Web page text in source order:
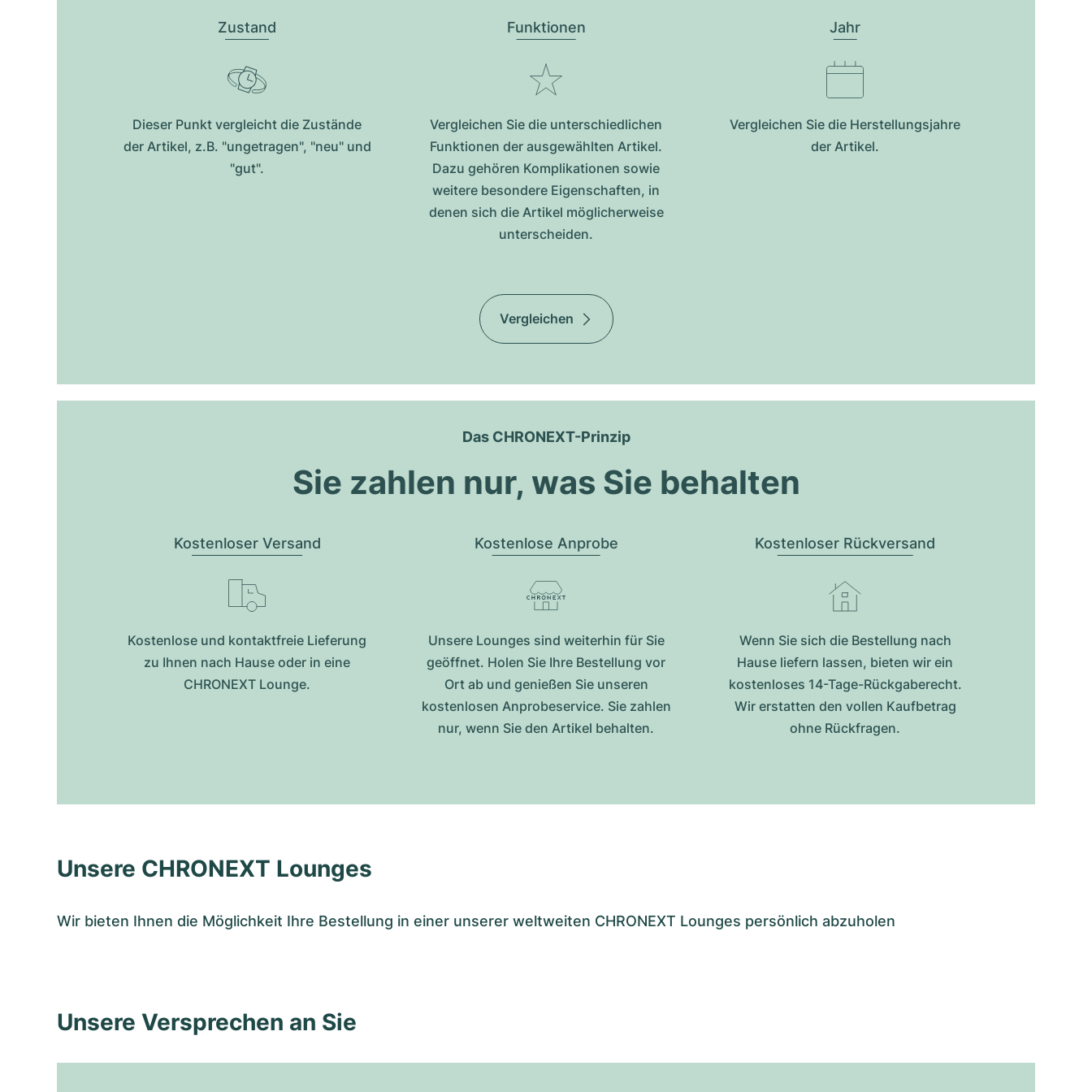
Zustand
Dieser Punkt vergleicht die Zustände
der Artikel, z.B. "ungetragen", "neu" und
"gut".
Funktionen
Vergleichen Sie die unterschiedlichen
Funktionen der ausgewählten Artikel.
Dazu gehören Komplikationen sowie
weitere besondere Eigenschaften, in
denen sich die Artikel möglicherweise
unterscheiden.
Jahr
Vergleichen Sie die Herstellungsjahre
der Artikel.
Vergleichen
Das CHRONEXT-Prinzip
Sie zahlen nur, was Sie behalten
Kostenloser Versand
Kostenlose und kontaktfreie Lieferung
zu Ihnen nach Hause oder in eine
CHRONEXT Lounge.
Kostenlose Anprobe
Unsere Lounges sind weiterhin für Sie
geöffnet. Holen Sie Ihre Bestellung vor
Ort ab und genießen Sie unseren
kostenlosen Anprobeservice. Sie zahlen
nur, wenn Sie den Artikel behalten.
Kostenloser Rückversand
Wenn Sie sich die Bestellung nach
Hause liefern lassen, bieten wir ein
kostenloses 14-Tage-Rückgaberecht.
Wir erstatten den vollen Kaufbetrag
ohne Rückfragen.
Unsere CHRONEXT Lounges
Wir bieten Ihnen die Möglichkeit Ihre Bestellung in einer unserer weltweiten CHRONEXT Lounges persönlich abzuholen
Unsere Versprechen an Sie